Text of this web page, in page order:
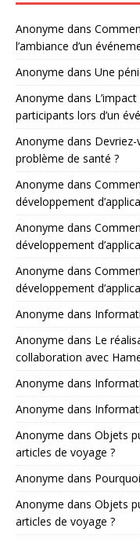
Anonyme dans
l’ambiance d’un
Anonyme dans Une
Anonyme dans
participants lors d’un
Anonyme dans
problème de santé ?
Anonyme dans
développement
Anonyme dans
développement
Anonyme dans
développement
Anonyme dans
Anonyme dans Le
collaboration avec
Anonyme dans
Anonyme dans
Anonyme dans Objets
articles de voyage ?
Anonyme dans
Anonyme dans Objets
articles de voyage ?